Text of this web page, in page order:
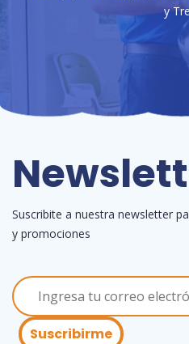
y
Suscribite a nuestra newsletter
y promociones
Suscribirme